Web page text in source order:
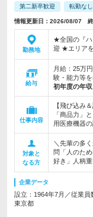
第二新卒歓迎 転勤なし
情報更新日：2026/08/07
勤務地
★全国の『ハ
迎 ★エリア
給与
月給：25万
験・能力等
初年度の年収
仕事内容
【飛び込み
「商品力」
用医療機器の
対象と
なる方
＼先輩の多
問「人のた
好き」人柄重
企業データ
設立：1964年7月／従業員
東京都